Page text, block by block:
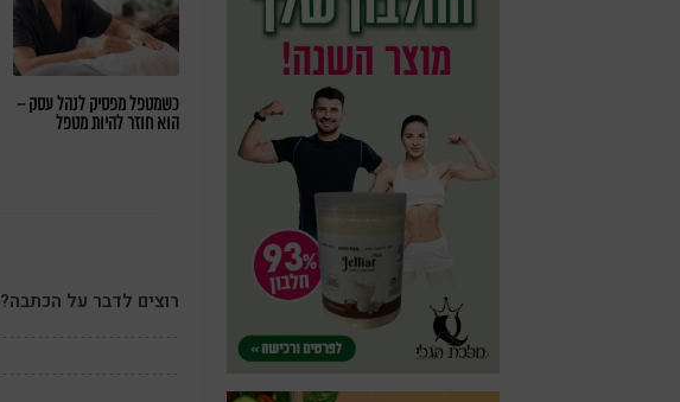
כשמטפל מפסיק לנהל עסק –
הוא חוזר להיות מטפל
רוצים לדבר על הכתבה?